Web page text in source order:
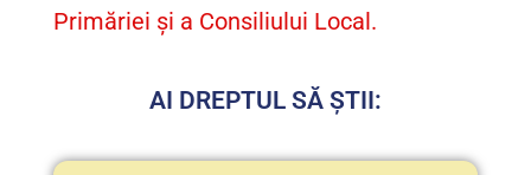
Primăriei și a Consiliului Local.
AI DREPTUL SĂ ȘTII: